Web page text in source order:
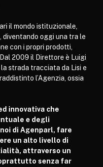
il mondo istituzionale,
diventando oggi una tra le
con i propri prodotti,
2009 il Direttore è Luigi
strada tracciata da Lisi e
l’Agenzia, ossia
innovativa che
e degli
di Agenparl, fare
un alto livello di
attraverso un
senza far